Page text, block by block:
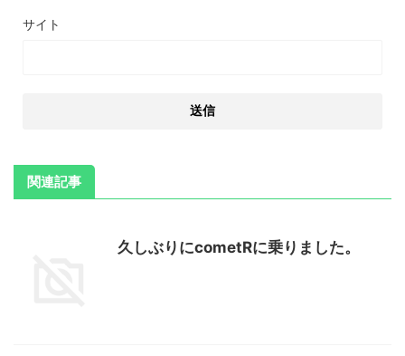
サイト
関連記事
久しぶりにcometRに乗りました。